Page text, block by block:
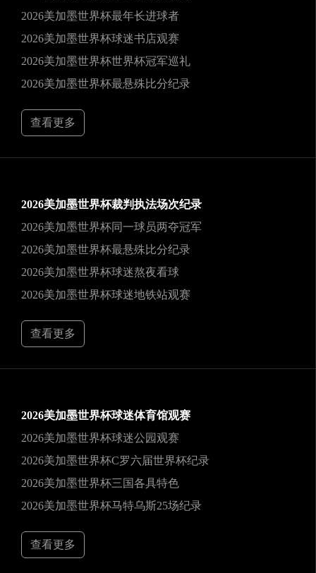
2026美加墨世界杯最年长进球者
2026美加墨世界杯球迷书店观赛
2026美加墨世界杯世界杯冠军巡礼
2026美加墨世界杯最悬殊比分纪录
查看更多
2026美加墨世界杯裁判执法场次纪录
2026美加墨世界杯同一球员两夺冠军
2026美加墨世界杯最悬殊比分纪录
2026美加墨世界杯球迷熬夜看球
2026美加墨世界杯球迷地铁站观赛
查看更多
2026美加墨世界杯球迷体育馆观赛
2026美加墨世界杯球迷公园观赛
2026美加墨世界杯C罗六届世界杯纪录
2026美加墨世界杯三国各具特色
2026美加墨世界杯马特乌斯25场纪录
查看更多